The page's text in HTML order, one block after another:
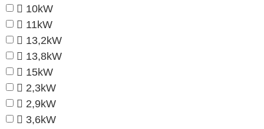
10kW
11kW
13,2kW
13,8kW
15kW
2,3kW
2,9kW
3,6kW